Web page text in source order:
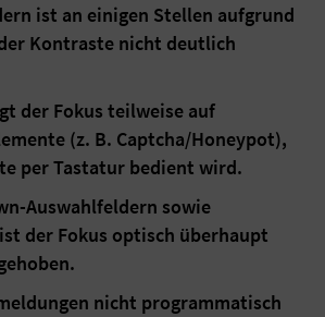
ist an einigen Stellen aufgrund
Kontraste nicht deutlich
der Fokus teilweise auf
(z. B. Captcha/Honeypot),
per Tastatur bedient wird.
Auswahlfeldern sowie
der Fokus optisch überhaupt
nicht programmatisch